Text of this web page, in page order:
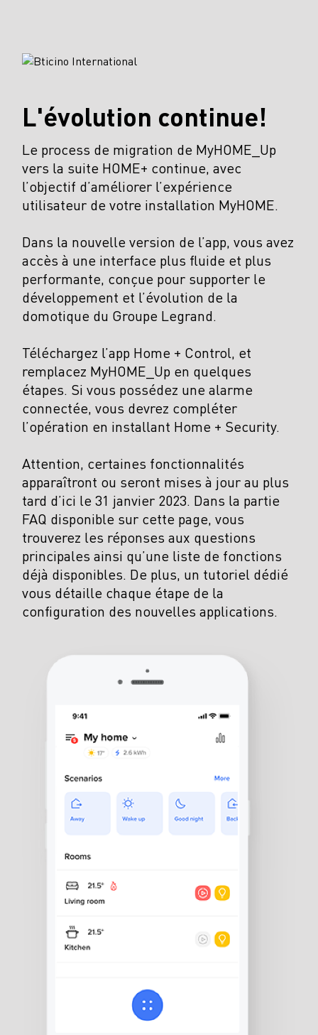
L'évolution continue!
Le process de migration de MyHOME_Up
vers la suite HOME+ continue, avec
l’objectif d’améliorer l’expérience
utilisateur de votre installation MyHOME.
Dans la nouvelle version de l’app, vous avez
accès à une interface plus fluide et plus
performante, conçue pour supporter le
développement et l’évolution de la
domotique du Groupe Legrand.
Téléchargez l’app Home + Control, et
remplacez MyHOME_Up en quelques
étapes. Si vous possédez une alarme
connectée, vous devrez compléter
l’opération en installant Home + Security.
Attention, certaines fonctionnalités
apparaîtront ou seront mises à jour au plus
tard d’ici le 31 janvier 2023. Dans la partie
FAQ disponible sur cette page, vous
trouverez les réponses aux questions
principales ainsi qu’une liste de fonctions
déjà disponibles. De plus, un tutoriel dédié
vous détaille chaque étape de la
configuration des nouvelles applications.